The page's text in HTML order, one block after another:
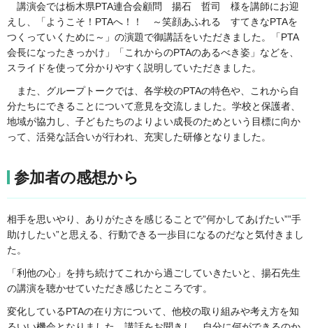
講演会では栃木県PTA連合会顧問 揚石 哲司 様を講師にお迎
えし、「ようこそ！PTAへ！！ ～笑顔あふれる すてきなPTAを
つくっていくために～」の演題で御講話をいただきました。「PTA
会長になったきっかけ」「これからのPTAのあるべき姿」などを、
スライドを使って分かりやすく説明していただきました。
また、グループトークでは、各学校のPTAの特色や、これから自
分たちにできることについて意見を交流しました。学校と保護者、
地域が協力し、子どもたちのよりよい成長のためという目標に向か
って、活発な話合いが行われ、充実した研修となりました。
参加者の感想から
相手を思いやり、ありがたさを感じることで”何かしてあげたい””手
助けしたい”と思える、行動できる一歩目になるのだなと気付きまし
た。
「利他の心」を持ち続けてこれから過ごしていきたいと、揚石先生
の講演を聴かせていただき感じたところです。
変化しているPTAの在り方について、他校の取り組みや考え方を知